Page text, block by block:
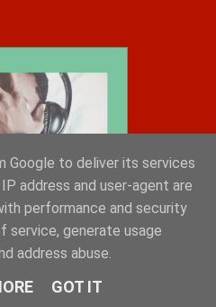
Google to deliver its services
address and user-agent are
performance and security
service, generate usage
address abuse.
GOT IT